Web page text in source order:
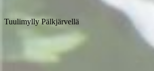
Tuulimylly Pälkjärvellä